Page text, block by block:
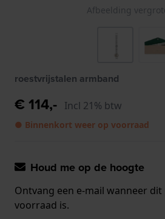
Afbeelding
roestvrijstalen armband
€ 114,- Incl 21% btw
● Binnenkort weer op voorraad
Houd me op de hoogte
Ontvang een e-mail wanneer
voorraad is.